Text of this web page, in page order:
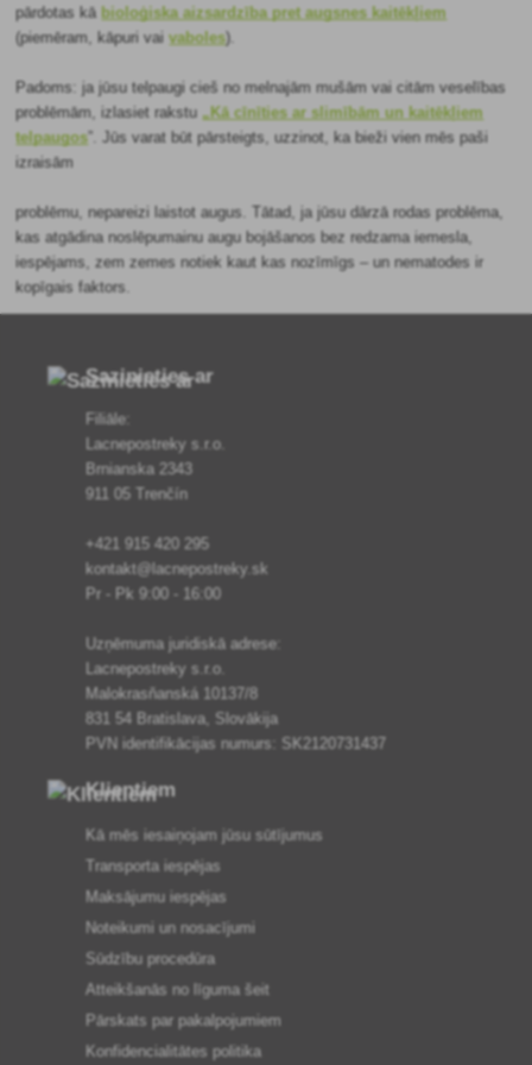
pārdotas kā bioloģiska aizsardzība pret augsnes kaitēkļiem
(piemēram, kāpuri vaivaboles).
Padoms: ja jūsu telpaugi cieš no melnajām mušām vai citām veselības
problēmām, izlasiet rakstu „Kā cīnīties ar slimībām un kaitēkļiem
telpaugos”. Jūs varat būt pārsteigts, uzzinot, ka bieži vien mēs paši
izraisām
problēmu, nepareizi laistot augus. Tātad, ja jūsu dārzā rodas problēma,
kas atgādina noslēpumainu augu bojāšanos bez redzama iemesla,
iespējams, zem zemes notiek kaut kas nozīmīgs – un nematodes ir
kopīgais faktors.
Sazinieties ar
Filiāle:
Lacnepostreky s.r.o.
Brnianska 2343
911 05 Trenčín
+421 915 420 295
kontakt@lacnepostreky.sk
Pr - Pk 9:00 - 16:00
Uzņēmuma juridiskā adrese:
Lacnepostreky s.r.o.
Malokrasňanská 10137/8
831 54 Bratislava, Slovākija
PVN identifikācijas numurs: SK2120731437
Klientiem
Kā mēs iesaiņojam jūsu sūtījumus
Transporta iespējas
Maksājumu iespējas
Noteikumi un nosacījumi
Sūdzību procedūra
Atteikšanās no līguma šeit
Pārskats par pakalpojumiem
Konfidencialitātes politika